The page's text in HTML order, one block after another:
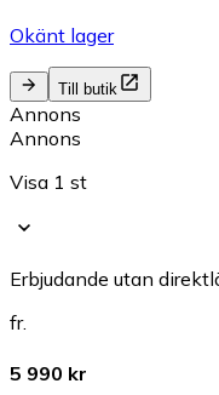
Okänt lager
Till butik
Annons
Annons
Visa 1 st
Erbjudande utan
fr.
5 990 kr